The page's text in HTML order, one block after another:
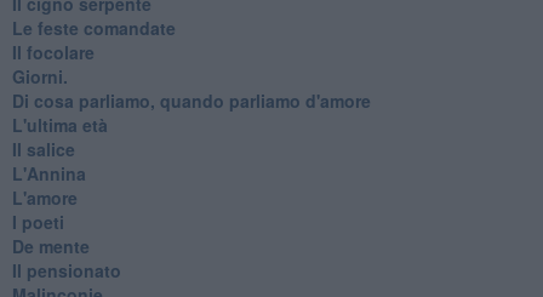
Le feste comandate
Il focolare
Giorni.
Di cosa parliamo, quando parliamo d'amore
L'ultima età
Il salice
L'Annina
L'amore
I poeti
De mente
Il pensionato